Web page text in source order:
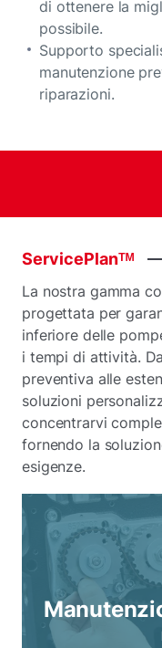
di ottenere la
possibile.
Supporto
manutenzione
riparazioni.
ServicePlanᵀᴹ
La nostra gamma
progettata per
inferiore delle
i tempi di attività.
preventiva alle
soluzioni
concentrarvi
fornendo la
esigenze.